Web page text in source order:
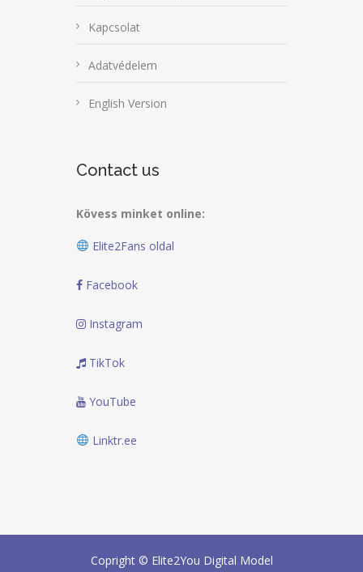
Kapcsolat
Adatvédelem
English Version
Contact us
Kövess minket online:
Elite2Fans oldal
Facebook
Instagram
TikTok
YouTube
Linktr.ee
Copright © Elite2You Digital Model